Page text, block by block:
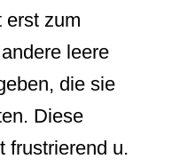
erst zum
leere
die sie
Diese
frustrierend u.